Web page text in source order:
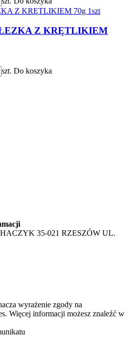
Z KRĘTLIKIEM
szt. Do koszyka
35-021 RZESZÓW UL.
wyrażenie zgody na
Więcej informacji możesz znaleźć w